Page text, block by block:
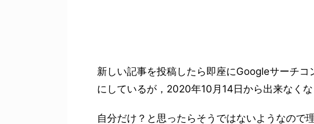
新しい記事を投稿したら即座にGoogleサーチ
にしているが，2020年10月14日から出来なくな
自分だけ？と思ったらそうではないようなので